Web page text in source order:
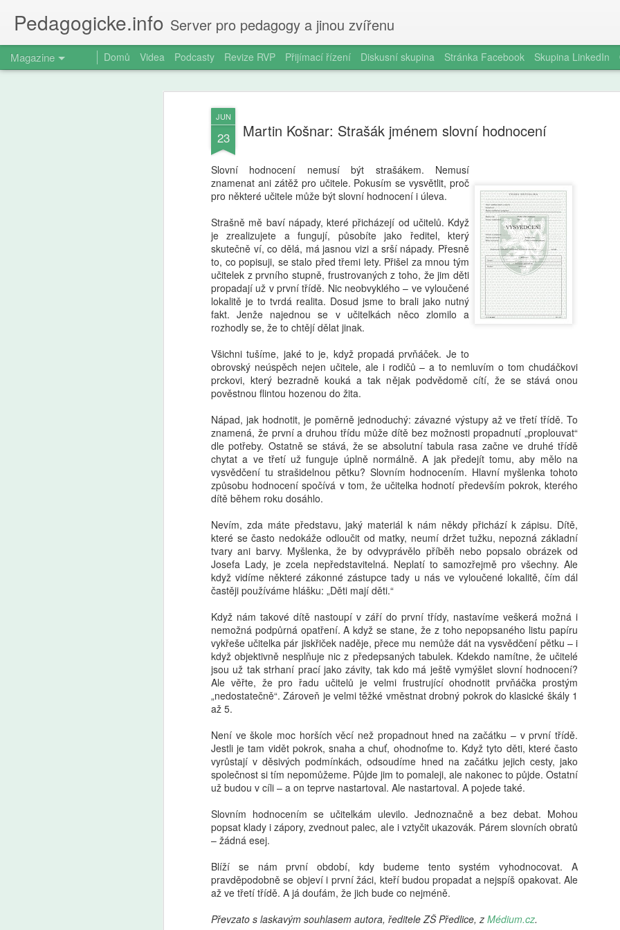
JUN
23 Martin Košnar: Strašák jménem slovní hodnocení
Slovní hodnocení nemusí být strašákem. Nemusí
znamenat ani zátěž pro učitele. Pokusím se vysvětlit, proč
pro některé učitele může být slovní hodnocení i úleva.
Strašně mě baví nápady, které přicházejí od učitelů. Když
je zrealizujete a fungují, působíte jako ředitel, který
skutečně ví, co dělá, má jasnou vizi a srší nápady. Přesně
to, co popisuji, se stalo před třemi lety. Přišel za mnou tým
učitelek z prvního stupně, frustrovaných z toho, že jim děti
propadají už v první třídě. Nic neobvyklého – ve vyloučené
lokalitě je to tvrdá realita. Dosud jsme to brali jako nutný
fakt. Jenže najednou se v učitelkách něco zlomilo a
rozhodly se, že to chtějí dělat jinak.
Všichni tušíme, jaké to je, když propadá prvňáček. Je to
obrovský neúspěch nejen učitele, ale i rodičů – a to nemluvím o tom chudáčkovi
prckovi, který bezradně kouká a tak nějak podvědomě cítí, že se stává onou
pověstnou flintou hozenou do žita.
Nápad, jak hodnotit, je poměrně jednoduchý: závazné výstupy až ve třetí třídě. To
znamená, že první a druhou třídu může dítě bez možnosti propadnutí „proplouvat“
dle potřeby. Ostatně se stává, že se absolutní tabula rasa začne ve druhé třídě
chytat a ve třetí už funguje úplně normálně. A jak předejít tomu, aby mělo na
vysvědčení tu strašidelnou pětku? Slovním hodnocením. Hlavní myšlenka tohoto
způsobu hodnocení spočívá v tom, že učitelka hodnotí především pokrok, kterého
dítě během roku dosáhlo.
Nevím, zda máte představu, jaký materiál k nám někdy přichází k zápisu. Dítě,
které se často nedokáže odloučit od matky, neumí držet tužku, nepozná základní
tvary ani barvy. Myšlenka, že by odvyprávělo příběh nebo popsalo obrázek od
Josefa Lady, je zcela nepředstavitelná. Neplatí to samozřejmě pro všechny. Ale
když vidíme některé zákonné zástupce tady u nás ve vyloučené lokalitě, čím dál
častěji používáme hlášku: „Děti mají děti.“
Když nám takové dítě nastoupí v září do první třídy, nastavíme veškerá možná i
nemožná podpůrná opatření. A když se stane, že z toho nepopsaného listu papíru
vykřeše učitelka pár jiskřiček naděje, přece mu nemůže dát na vysvědčení pětku – i
když objektivně nesplňuje nic z předepsaných tabulek. Kdekdo namítne, že učitelé
jsou už tak strhaní prací jako závity, tak kdo má ještě vymýšlet slovní hodnocení?
Ale věřte, že pro řadu učitelů je velmi frustrující ohodnotit prvňáčka prostým
„nedostatečně“. Zároveň je velmi těžké vměstnat drobný pokrok do klasické škály 1
až 5.
Není ve škole moc horších věcí než propadnout hned na začátku – v první třídě.
Jestli je tam vidět pokrok, snaha a chuť, ohodnoťme to. Když tyto děti, které často
vyrůstají v děsivých podmínkách, odsoudíme hned na začátku jejich cesty, jako
společnost si tím nepomůžeme. Půjde jim to pomaleji, ale nakonec to půjde. Ostatní
už budou v cíli – a on teprve nastartoval. Ale nastartoval. A pojede také.
Slovním hodnocením se učitelkám ulevilo. Jednoznačně a bez debat. Mohou
popsat klady i zápory, zvednout palec, ale i vztyčit ukazovák. Párem slovních obratů
– žádná esej.
Blíží se nám první období, kdy budeme tento systém vyhodnocovat. A
pravděpodobně se objeví i první žáci, kteří budou propadat a nejspíš opakovat. Ale
až ve třetí třídě. A já doufám, že jich bude co nejméně.
Převzato s laskavým souhlasem autora, ředitele ZŠ Předlice, z Médium.cz.
Pedagogicke.info Server pro pedagogy a jinou zvířenu
Magazine Domů Videa Podcasty Revize RVP Přijímací řízení Diskusní skupina Stránka Facebook Skupina LinkedIn
7
Ondřej
rodičů, 6.
věda
Jedno odpoledne v
Vytáhne tyčky, rozloží
nevydrží. „Počkej, já ti
za pět minut. Oheň. Matěj
nechytá. „Dej to sem,
První se roztrhne. „Nech
Ranní Plus:
zákaz telefonů reagují
dobře. Platí pro
všechny, proto to není
téma, říká Češka žijící
Václav Maněna
Skoro každý osmý člověk v
Česku podporuje zákaz mobilních
telefonů ve školách, vyplývá
z bleskového průzkumu
společnosti Median pro Český
školách podpořila před necelými
dům? Přesně tak
působí plán zrušit
deváté třídy
Ani o prázdninách není v
ukazuje iniciativa části
představitelů vládní koalice, kteří
Petra Macha (SPD), který má
přinést úspory státní kase
a potřebné síly pracovnímu trhu,
zkratkovitého uvažování
naráží u opozice.
Vědecká data jasný
přínos neukazují
Plošný zákaz mobilních telefonů
podpořila vláda, vyvolává emoce.
Koaliční politici v čele
Robertem Plagou (za ANO)
argumentují negativním vlivem
u opozice, podle které technologie
AUG
Markéta Lankašová: Ministr Plaga chce zachovat
školy. Od roku 2029 měly kvůli zpřísnění odkladů zaniknout, ministr
školství Plaga chce však rozhodnutí zrušit a přípravky zachovat.
Ředitelé škol i odborníci to vítají, jen jim vadí zatím nejasná koncepce.